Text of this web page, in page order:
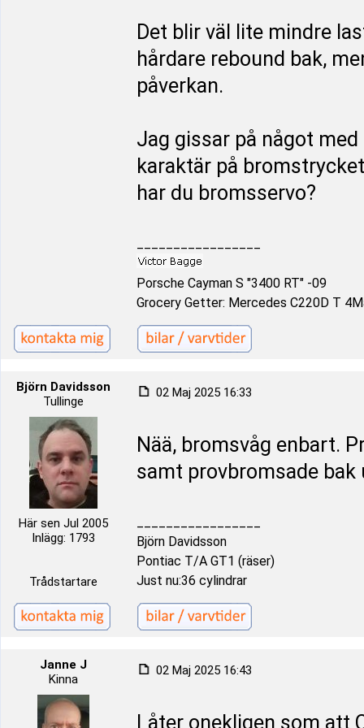
Det blir väl lite mindre
hårdare rebound bak,
påverkan.
Jag gissar på något
karaktär på
har du bromsservo?
Porsche Cayman S "3400 RT" -09
Grocery Getter: Mercedes C220D T
Björn Davidsson
Tullinge
Här sen Jul 2005
Inlägg: 1793
Trådstartare
02 Maj 2025 16:33
Nää, bromsvåg enbart.
samt provbromsade
Björn Davidsson
Pontiac T/A GT1 (räser)
Just nu:36 cylindrar
Janne J
Kinna
02 Maj 2025 16:43
Låter onekligen som att